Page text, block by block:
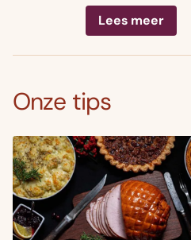
Lees meer
Onze tips